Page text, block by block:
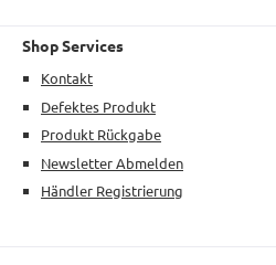
Shop Services
Kontakt
Defektes Produkt
Produkt Rückgabe
Newsletter Abmelden
Händler Registrierung